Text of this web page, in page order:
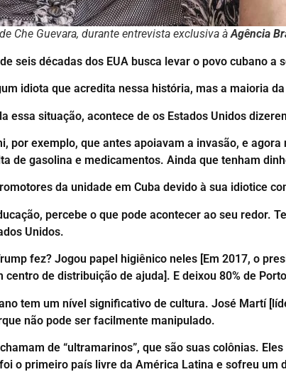
Che Guevara, durante entrevista exclusiva à Agência
seis décadas dos EUA busca levar o povo cubano
idiota que acredita nessa história, mas a maioria
essa situação, acontece de os Estados Unidos
por exemplo, que antes apoiavam a invasão, e
de gasolina e medicamentos. Ainda que tenham
da unidade em Cuba devido à sua idiotice
percebe o que pode acontecer ao seu redor.
Unidos.
fez? Jogou papel higiênico neles [Em 2017, o
de distribuição de ajuda]. E deixou 80% de
tem um nível significativo de cultura. José Martí
não pode ser facilmente manipulado.
de “ultramarinos”, que são suas colônias.
o primeiro país livre da América Latina e sofreu